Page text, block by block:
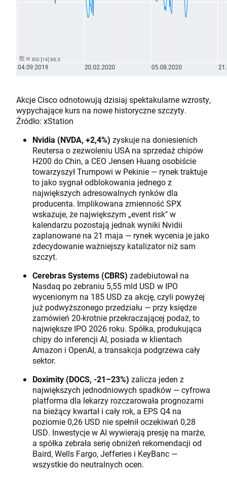
Akcje Cisco odnotowują dzisiaj spektakularne wzrosty,
wypychające kurs na nowe historyczne szczyty.
Źródło: xStation
Nvidia (NVDA, +2,4%) zyskuje na doniesienich
Reutersa o zezwoleniu USA na sprzedaż chipów
H200 do Chin, a CEO Jensen Huang osobiście
towarzyszył Trumpowi w Pekinie — rynek traktuje
to jako sygnał odblokowania jednego z
największych adresowalnych rynków dla
producenta. Implikowana zmienność SPX
wskazuje, że największym „event risk" w
kalendarzu pozostają jednak wyniki Nvidii
zaplanowane na 21 maja — rynek wycenia je jako
zdecydowanie ważniejszy katalizator niż sam
szczyt.
Cerebras Systems (CBRS) zadebiutował na
Nasdaq po zebraniu 5,55 mld USD w IPO
wycenionym na 185 USD za akcję, czyli powyżej
już podwyższonego przedziału — przy księdze
zamówień 20-krotnie przekraczającej podaż, to
największe IPO 2026 roku. Spółka, produkująca
chipy do inferencji AI, posiada w klientach
Amazon i OpenAI, a transakcja podgrzewa cały
sektor.
Doximity (DOCS, -21–23%) zalicza jeden z
największych jednodniowych spadków — cyfrowa
platforma dla lekarzy rozczarowała prognozami
na bieżący kwartał i cały rok, a EPS Q4 na
poziomie 0,26 USD nie spełnił oczekiwań 0,28
USD. Inwestycje w AI wywierają presję na marże,
a spółka zebrała serię obniżeń rekomendacji od
Baird, Wells Fargo, Jefferies i KeyBanc —
wszystkie do neutralnych ocen.